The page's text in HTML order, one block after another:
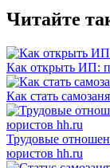
Читайте
Как открыть ИП:
Как стать
Трудовые
юристов hh.ru